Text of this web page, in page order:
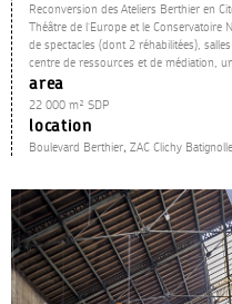
Reconversion des Ateliers Berthier en
Théâtre de l’Europe et le Conservatoire
de spectacles (dont 2 réhabilitées),
centre de ressources et de médiation,
area
22 000 m² SDP
location
Boulevard Berthier, ZAC Clichy